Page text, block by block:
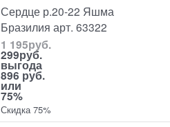
Сердце р.20-22 Яшма
Бразилия арт. 63322
1 195руб.
299руб.
выгода
896 руб.
или
75%
Скидка 75%